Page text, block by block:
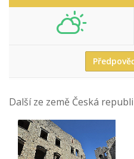
Další ze země Česká